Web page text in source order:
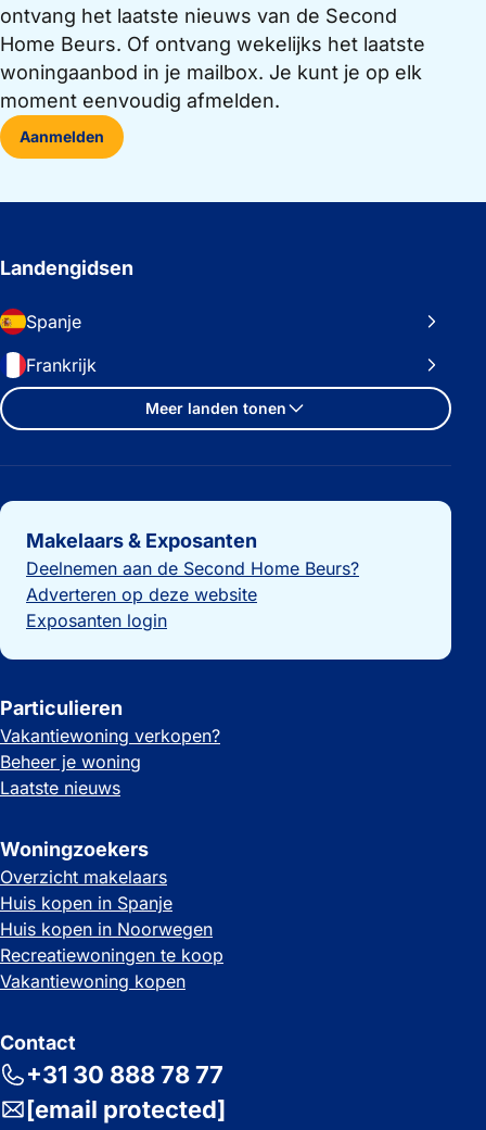
ontvang het laatste nieuws van de Second
Home Beurs. Of ontvang wekelijks het laatste
woningaanbod in je mailbox. Je kunt je op elk
moment eenvoudig afmelden.
Aanmelden
Landengidsen
Spanje
Frankrijk
Meer landen tonen
Belangrijke links
Makelaars & Exposanten
Deelnemen aan de Second Home Beurs?
Adverteren op deze website
Exposanten login
Particulieren
Vakantiewoning verkopen?
Beheer je woning
Laatste nieuws
Woningzoekers
Overzicht makelaars
Huis kopen in Spanje
Huis kopen in Noorwegen
Recreatiewoningen te koop
Vakantiewoning kopen
Contact
+31 30 888 78 77
[email protected]